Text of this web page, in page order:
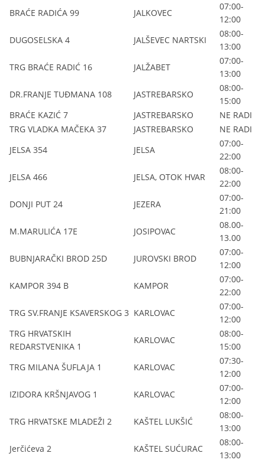
BRAĆE RADIĆA 99
JALKOVEC
07:00-
12:00
DUGOSELSKA 4
JALŠEVEC NARTSKI
08:00-
13:00
TRG BRAĆE RADIĆ 16
JALŽABET
07:00-
13:00
DR.FRANJE TUĐMANA 108
JASTREBARSKO
08:00-
15:00
BRAĆE KAZIĆ 7
JASTREBARSKO
NE RADI
TRG VLADKA MAČEKA 37
JASTREBARSKO
NE RADI
JELSA 354
JELSA
07:00-
22:00
JELSA 466
JELSA, OTOK HVAR
08:00-
22:00
DONJI PUT 24
JEZERA
07:00-
21:00
M.MARULIĆA 17E
JOSIPOVAC
08.00-
13.00
BUBNJARAČKI BROD 25D
JUROVSKI BROD
07:00-
12:00
KAMPOR 394 B
KAMPOR
07:00-
22:00
TRG SV.FRANJE KSAVERSKOG 3 KARLOVAC
07:00-
12:00
TRG HRVATSKIH
REDARSTVENIKA 1
KARLOVAC
08:00-
15:00
TRG MILANA ŠUFLAJA 1
KARLOVAC
07:30-
12:00
IZIDORA KRŠNJAVOG 1
KARLOVAC
07:00-
12:00
TRG HRVATSKE MLADEŽI 2
KAŠTEL LUKŠIĆ
08:00-
13:00
Jerčićeva 2
KAŠTEL SUĆURAC
08:00-
13:00